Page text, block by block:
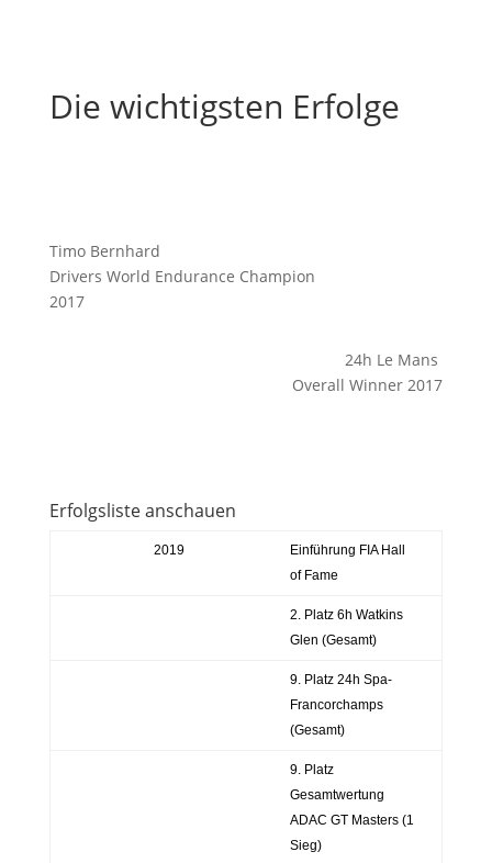
Die wichtigsten Erfolge
Timo Bernhard
Drivers World Endurance Champion
2017
24h Le Mans
Overall Winner 2017
Erfolgsliste anschauen
2019
Einführung FIA Hall
of Fame
2. Platz 6h Watkins
Glen (Gesamt)
9. Platz 24h Spa-
Francorchamps
(Gesamt)
9. Platz
Gesamtwertung
ADAC GT Masters (1
Sieg)